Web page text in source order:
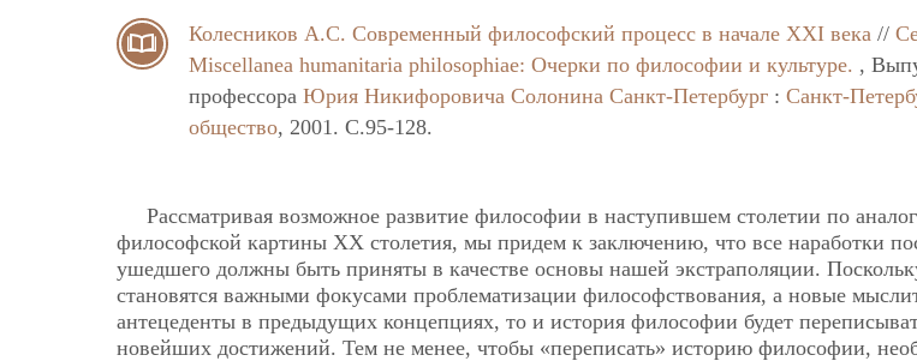
Колесников А.С. Современный философский процесс в начале XXI века //
Miscellanea humanitaria philosоphiae: Очерки по философии и культуре. ,
профессора Юрия Никифоровича Солонина Санкт-Петербург : Санкт-
общество, 2001. C.95-128.
Рассматривая возможное развитие философии в наступившем столетии по
философской картины ХХ столетия, мы придем к заключению, что все наработки
ушедшего должны быть приняты в качестве основы нашей экстраполяции.
становятся важными фокусами проблематизации философствования, а новые
антецеденты в предыдущих концепциях, то и история философии будет
новейших достижений. Тем не менее, чтобы «переписать» историю философии,